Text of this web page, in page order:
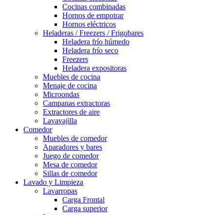
Cocinas combinadas
Hornos de empotrar
Hornos eléctricos
Heladeras / Freezers / Frigobares
Heladera frío húmedo
Heladera frío seco
Freezers
Heladera expositoras
Muebles de cocina
Menaje de cocina
Microondas
Campanas extractoras
Extractores de aire
Lavavajilla
Comedor
Muebles de comedor
Aparadores y bares
Juego de comedor
Mesa de comedor
Sillas de comedor
Lavado y Limpieza
Lavarropas
Carga Frontal
Carga superior